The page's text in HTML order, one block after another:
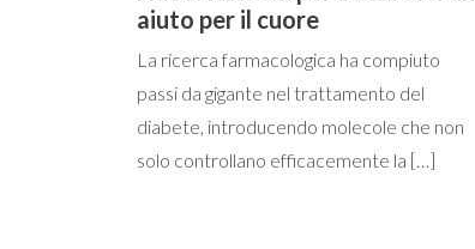
aiuto per il cuore
La ricerca farmacologica ha compiuto
passi da gigante nel trattamento del
diabete, introducendo molecole che non
solo controllano efficacemente la […]